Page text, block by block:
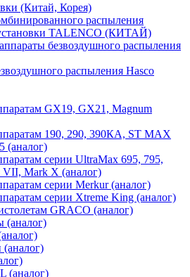
(Китай, Корея)
распыления
TALENCO (КИТАЙ)
безвоздушного распыления
распыления Hasco
GX19, GX21, Magnum
190, 290, 390КА, ST MAX
(аналог)
серии UltraMax 695, 795,
Mark X (аналог)
серии Merkur (аналог)
серии Xtreme King (аналог)
GRACO (аналог)
(аналог)
(аналог)